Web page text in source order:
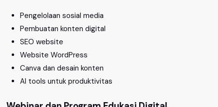
Pengelolaan sosial media
Pembuatan konten digital
SEO website
Website WordPress
Canva dan desain konten
AI tools untuk produktivitas